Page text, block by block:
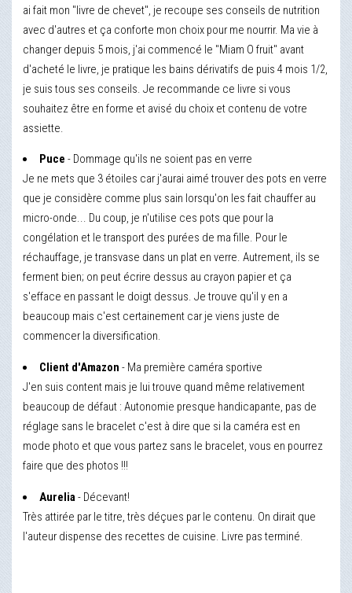
ai fait mon "livre de chevet", je recoupe ses conseils de nutrition
avec d'autres et ça conforte mon choix pour me nourrir. Ma vie à
changer depuis 5 mois, j'ai commencé le "Miam O fruit" avant
d'acheté le livre, je pratique les bains dérivatifs de puis 4 mois 1/2,
je suis tous ses conseils. Je recommande ce livre si vous
souhaitez être en forme et avisé du choix et contenu de votre
assiette.
Puce - Dommage qu'ils ne soient pas en verre
Je ne mets que 3 étoiles car j'aurai aimé trouver des pots en verre
que je considère comme plus sain lorsqu'on les fait chauffer au
micro-onde... Du coup, je n'utilise ces pots que pour la
congélation et le transport des purées de ma fille. Pour le
réchauffage, je transvase dans un plat en verre. Autrement, ils se
ferment bien; on peut écrire dessus au crayon papier et ça
s'efface en passant le doigt dessus. Je trouve qu'il y en a
beaucoup mais c'est certainement car je viens juste de
commencer la diversification.
Client d'Amazon - Ma première caméra sportive
J'en suis content mais je lui trouve quand même relativement
beaucoup de défaut : Autonomie presque handicapante, pas de
réglage sans le bracelet c'est à dire que si la caméra est en
mode photo et que vous partez sans le bracelet, vous en pourrez
faire que des photos !!!
Aurelia - Décevant!
Très attirée par le titre, très déçues par le contenu. On dirait que
l'auteur dispense des recettes de cuisine. Livre pas terminé.